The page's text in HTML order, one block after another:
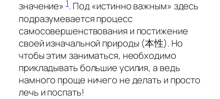
значение»1. Под «истинно важным» здесь
подразумевается процесс
самосовершенствования и постижение
своей изначальной природы (本性). Но
чтобы этим заниматься, необходимо
прикладывать большие усилия, а ведь
намного проще ничего не делать и просто
лечь и поспать!